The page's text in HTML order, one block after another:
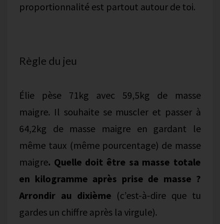
proportionnalité est partout autour de toi.
Règle du jeu
Élie pèse 71kg avec 59,5kg de masse
maigre. Il souhaite se muscler et passer à
64,2kg de masse maigre en gardant le
même taux (même pourcentage) de masse
maigre. Quelle doit être sa masse totale
en kilogramme après prise de masse ?
Arrondir au dixième (c’est-à-dire que tu
gardes un chiffre après la virgule).